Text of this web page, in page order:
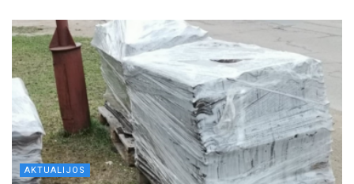
AKTUALIJOS